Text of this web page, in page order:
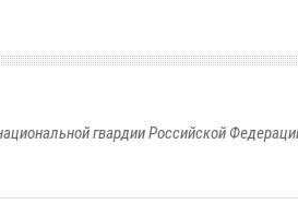
гвардии Российской